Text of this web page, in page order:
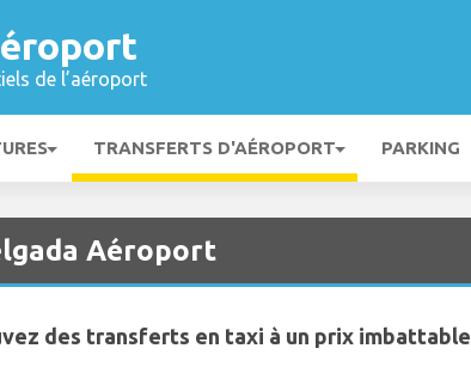
de l’aéroport
TRANSFERTS D'AÉROPORT PARKING
Aéroport
des transferts en taxi à un prix imbattable